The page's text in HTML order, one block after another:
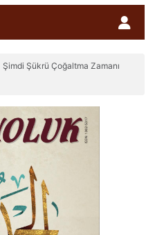
Şimdi Şükrü Çoğaltma Zamanı